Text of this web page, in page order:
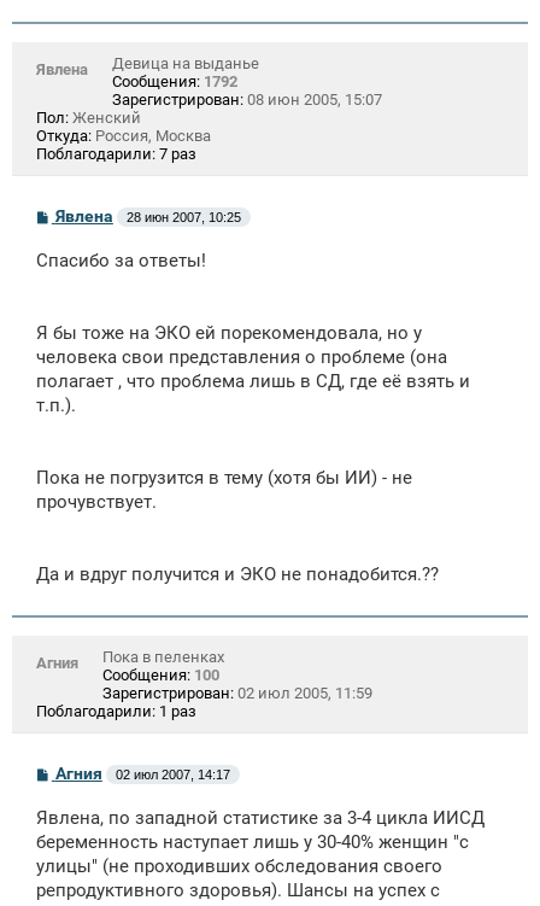
Явлена
Девица на выданье
Сообщения: 1792
Зарегистрирован: 08 июн 2005, 15:07
Пол: Женский
Откуда: Россия, Москва
Поблагодарили: 7 раз
С
б
и
Явлена 28 июн 2007, 10:25
Спасибо за ответы!
Я бы тоже на ЭКО ей порекомендовала, но у
человека свои представления о проблеме (она
полагает , что проблема лишь в СД, где её взять и
т.п.).
Пока не погрузится в тему (хотя бы ИИ) - не
прочувствует.
Да и вдруг получится и ЭКО не понадобится.??
Агния
Пока в пеленках
Сообщения: 100
Зарегистрирован: 02 июл 2005, 11:59
Поблагодарили: 1 раз
С
б
щ
е
н
и
Агния 02 июл 2007, 14:17
Явлена, по западной статистике за 3-4 цикла ИИСД
беременность наступает лишь у 30-40% женщин "с
улицы" (не проходивших обследования своего
репродуктивного здоровья). Шансы на успех с